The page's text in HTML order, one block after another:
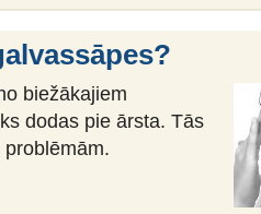
biežākajiem
dodas pie ārsta. Tās